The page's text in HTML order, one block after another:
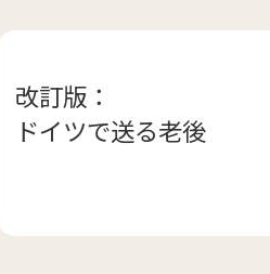
改訂版：
ドイツで送る老後